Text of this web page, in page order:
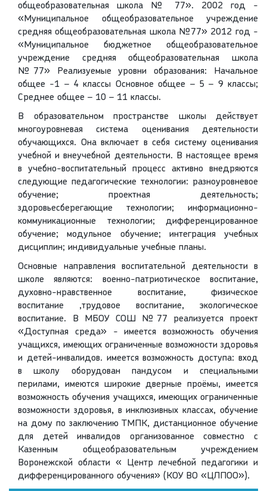
общеобразовательная школа № 77». 2002 год -
«Муниципальное общеобразовательное учреждение
средняя общеобразовательная школа №77» 2012 год -
«Муниципальное бюджетное общеобразовательное
учреждение средняя общеобразовательная школа
№77» Реализуемые уровни образования: Начальное
общее -1 – 4 классы Основное общее – 5 – 9 классы;
Среднее общее – 10 – 11 классы.
В образовательном пространстве школы действует
многоуровневая система оценивания деятельности
обучающихся. Она включает в себя систему оценивания
учебной и внеучебной деятельности. В настоящее время
в учебно-воспитательный процесс активно внедряются
следующие педагогические технологии: разноуровневое
обучение; проектная деятельность;
здоровьесберегающие технологии; информационно-
коммуникационные технологии; дифференцированное
обучение; модульное обучение; интеграция учебных
дисциплин; индивидуальные учебные планы.
Основные направления воспитательной деятельности в
школе являются: военно-патриотическое воспитание,
духовно-нравственное воспитание, физическое
воспитание ,трудовое воспитание, экологическое
воспитание. В МБОУ СОШ №77 реализуется проект
«Доступная среда» - имеется возможность обучения
учащихся, имеющих ограниченные возможности здоровья
и детей-инвалидов. имеется возможность доступа: вход
в школу оборудован пандусом и специальными
перилами, имеются широкие дверные проёмы, имеется
возможность обучения учащихся, имеющих ограниченные
возможности здоровья, в инклюзивных классах, обучение
на дому по заключению ТМПК, дистанционное обучение
для детей инвалидов организованное совместно с
Казенным общеобразовательным учреждением
Воронежской области « Центр лечебной педагогики и
дифференцированного обучения» (КОУ ВО «ЦЛПОО»).